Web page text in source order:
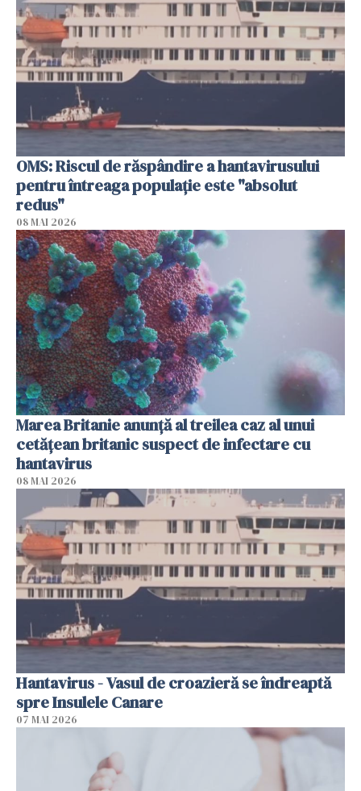
OMS: Riscul de răspândire a hantavirusului
pentru întreaga populaţie este "absolut
redus"
08 MAI 2026
Marea Britanie anunţă al treilea caz al unui
cetăţean britanic suspect de infectare cu
hantavirus
08 MAI 2026
Hantavirus - Vasul de croazieră se îndreaptă
spre Insulele Canare
07 MAI 2026